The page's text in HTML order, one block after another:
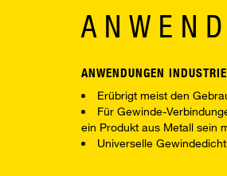
ANWENDUNGEN INDUSTRIE
Erübrigt meist den
Für Gewinde-
ein Produkt aus Metall sein
Universelle